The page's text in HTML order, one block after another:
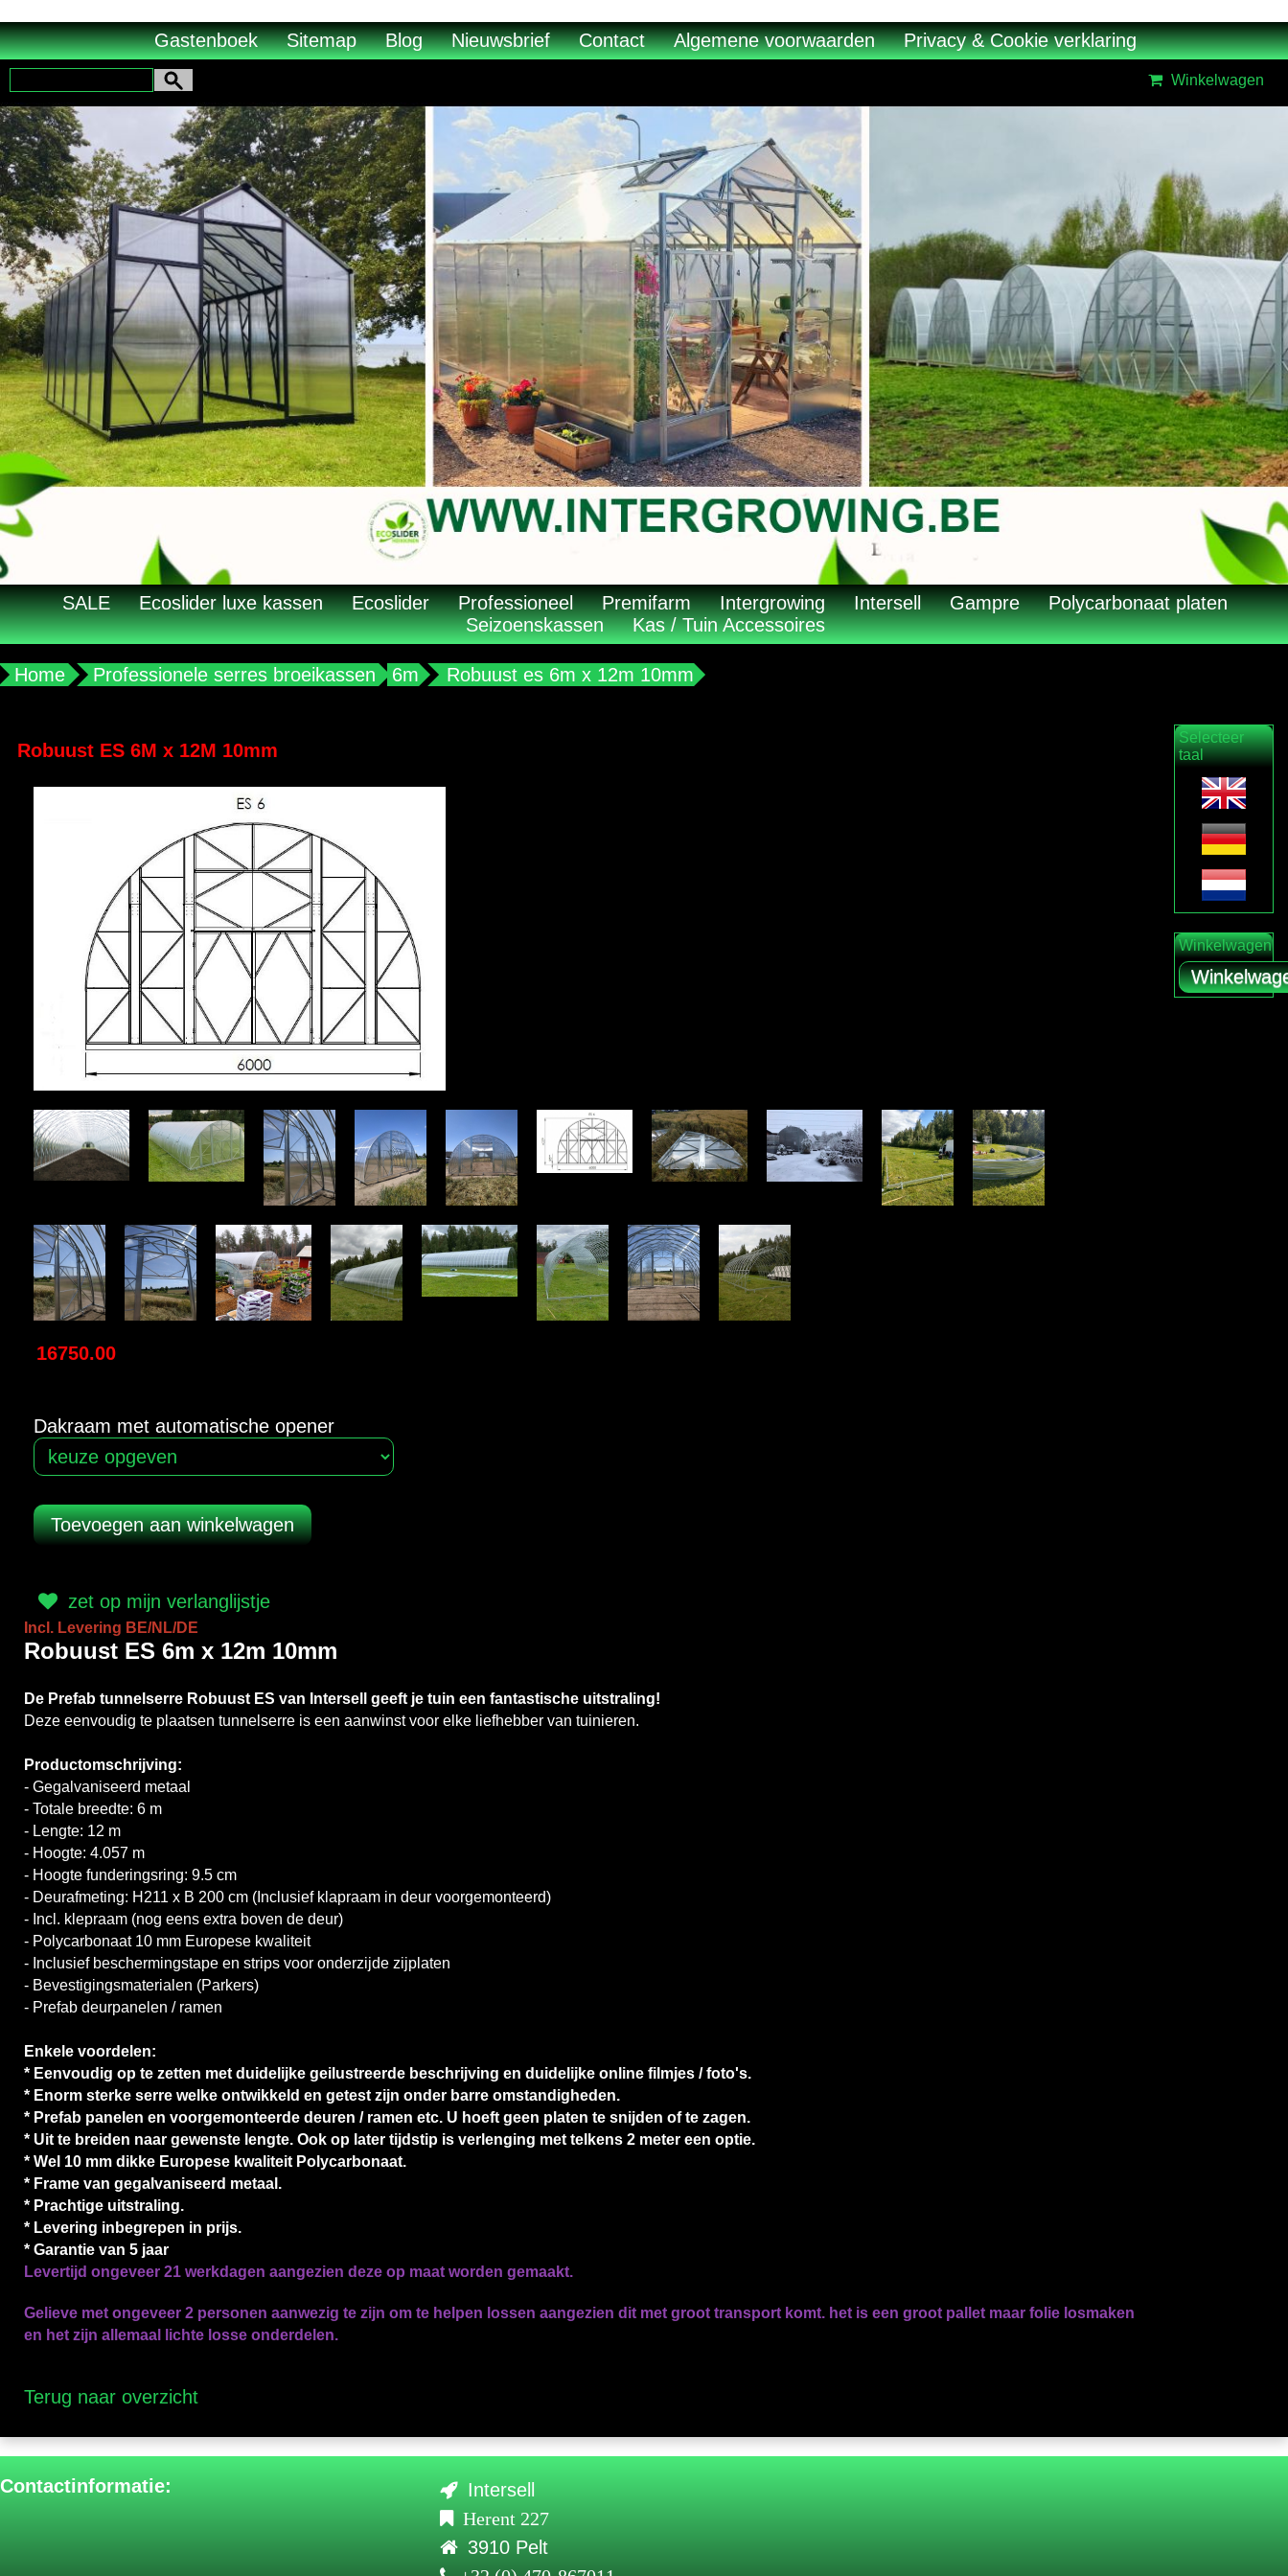
Gastenboek
Sitemap Blog Nieuwsbrief Contact Algemene voorwaarden Privacy & Cookie verklaring
Winkelwagen
SALE Ecoslider luxe kassen Ecoslider Professioneel Premifarm Intergrowing Intersell Gampre
Polycarbonaat platen
Seizoenskassen
Kas / Tuin Accessoires
Home Professionele serres broeikassen 6m Robuust es 6m x 12m 10mm
Robuust ES 6M x 12M 10mm
16750.00
Dakraam met automatische opener
zet op mijn verlanglijstje
Incl. Levering BE/NL/DE
Robuust ES 6m x 12m 10mm
De Prefab tunnelserre Robuust ES van Intersell geeft je tuin een fantastische uitstraling!
Deze eenvoudig te plaatsen tunnelserre is een aanwinst voor elke liefhebber van tuinieren.
Productomschrijving:
- Gegalvaniseerd metaal
- Totale breedte: 6 m
- Lengte: 12 m
- Hoogte: 4.057 m
- Hoogte funderingsring: 9.5 cm
- Deurafmeting: H211 x B 200 cm (Inclusief klapraam in deur voorgemonteerd)
- Incl. klepraam (nog eens extra boven de deur)
- Polycarbonaat 10 mm Europese kwaliteit
- Inclusief beschermingstape en strips voor onderzijde zijplaten
- Bevestigingsmaterialen (Parkers)
- Prefab deurpanelen / ramen
Enkele voordelen:
* Eenvoudig op te zetten met duidelijke geilustreerde beschrijving en duidelijke online filmjes / foto's.
* Enorm sterke serre welke ontwikkeld en getest zijn onder barre omstandigheden.
* Prefab panelen en voorgemonteerde deuren / ramen etc. U hoeft geen platen te snijden of te zagen.
* Uit te breiden naar gewenste lengte. Ook op later tijdstip is verlenging met telkens 2 meter een optie.
* Wel 10 mm dikke Europese kwaliteit Polycarbonaat.
* Frame van gegalvaniseerd metaal.
* Prachtige uitstraling.
* Levering inbegrepen in prijs.
* Garantie van 5 jaar
Levertijd ongeveer 21 werkdagen aangezien deze op maat worden gemaakt.
Gelieve met ongeveer 2 personen aanwezig te zijn om te helpen lossen aangezien dit met groot transport komt. het is een groot pallet maar folie losmaken
en het zijn allemaal lichte losse onderdelen.
Terug naar overzicht
Selecteer
taal
Winkelwagen
Contactinformatie: Intersell
Herent 227
3910 Pelt